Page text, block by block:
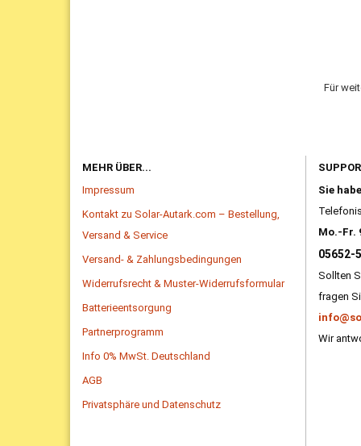
Für
MEHR ÜBER...
Impressum
Kontakt zu Solar-Autark.com – Bestellung,
Versand & Service
Versand- & Zahlungsbedingungen
Widerrufsrecht & Muster-Widerrufsformular
Batterieentsorgung
Partnerprogramm
Info 0% MwSt. Deutschland
AGB
Privatsphäre und Datenschutz
Sie
Mo.-Fr.
05652-
Sollten
fragen
Wir